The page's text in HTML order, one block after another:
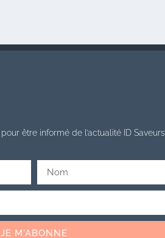
être informé de l’actualité ID Saveurs.
JE M'ABONNE